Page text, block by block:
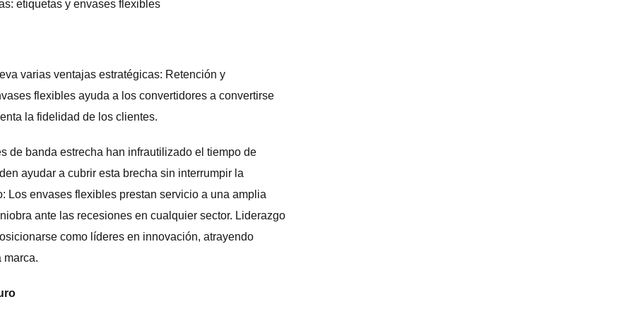
varias ventajas estratégicas: Retención y
flexibles ayuda a los convertidores a convertirse
la fidelidad de los clientes.
de banda estrecha han infrautilizado el tiempo de
ayudar a cubrir esta brecha sin interrumpir la
Los envases flexibles prestan servicio a una amplia
ante las recesiones en cualquier sector. Liderazgo
como líderes en innovación, atrayendo
marca.